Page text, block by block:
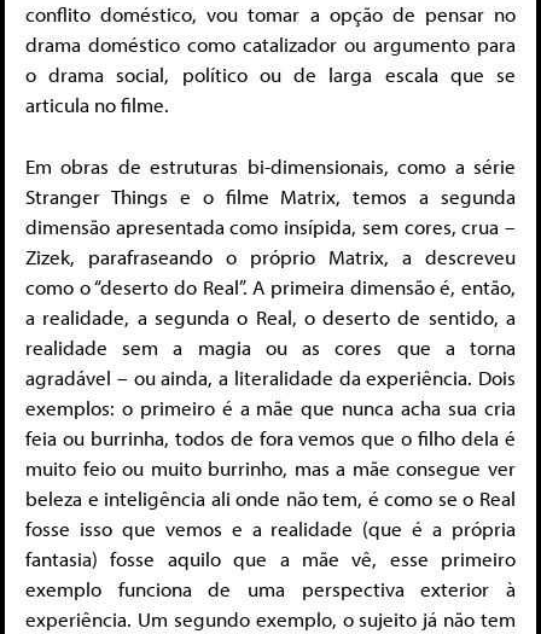
conflito doméstico, vou tomar a opção de pensar no
drama doméstico como catalizador ou argumento para
o drama social, político ou de larga escala que se
articula no filme.
Em obras de estruturas bi-dimensionais, como a série
Stranger Things e o filme Matrix, temos a segunda
dimensão apresentada como insípida, sem cores, crua –
Zizek, parafraseando o próprio Matrix, a descreveu
como o “deserto do Real”. A primeira dimensão é, então,
a realidade, a segunda o Real, o deserto de sentido, a
realidade sem a magia ou as cores que a torna
agradável – ou ainda, a literalidade da experiência. Dois
exemplos: o primeiro é a mãe que nunca acha sua cria
feia ou burrinha, todos de fora vemos que o filho dela é
muito feio ou muito burrinho, mas a mãe consegue ver
beleza e inteligência ali onde não tem, é como se o Real
fosse isso que vemos e a realidade (que é a própria
fantasia) fosse aquilo que a mãe vê, esse primeiro
exemplo funciona de uma perspectiva exterior à
experiência. Um segundo exemplo, o sujeito já não tem